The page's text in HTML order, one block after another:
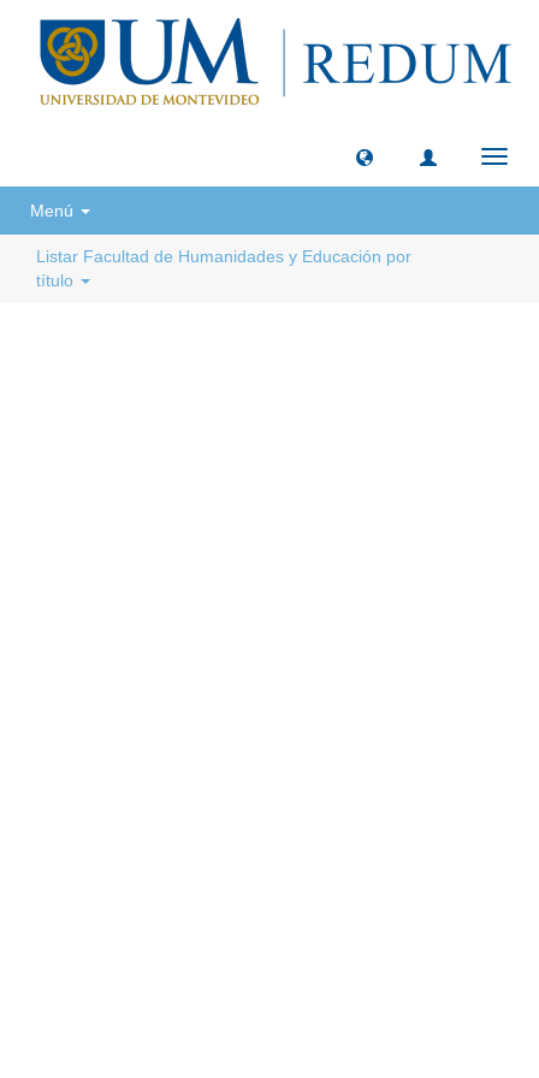
Menú
Listar Facultad de Humanidades y Educación por
título